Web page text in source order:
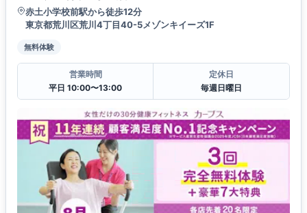
赤土小学校前駅から徒歩12分
東京都荒川区荒川4丁目40-5メゾンキイーズ1F
無料体験
営業時間
平日 10:00〜13:00
定休日
毎週日曜日